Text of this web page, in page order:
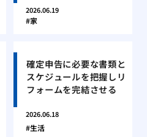
2026.06.19
家
確定申告に必要な書類と
スケジュールを把握しリ
フォームを完結させる
2026.06.18
生活